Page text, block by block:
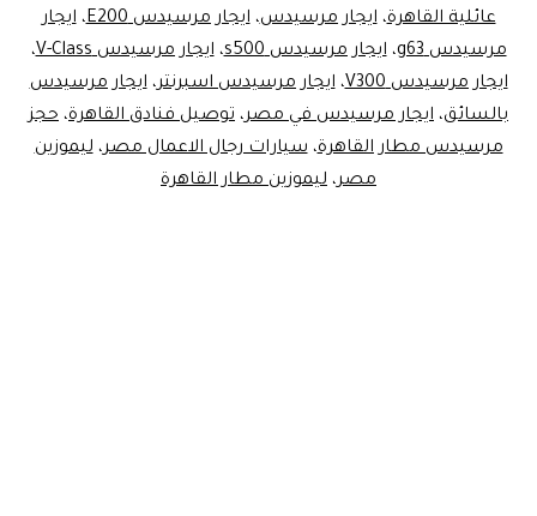
لاستقبال
مطار
القاهرة
بالسائق
عائلية القاهرة،ايجار مرسيدس،ايجار مرسيدس E200 ،ايجار
مرسيدس g63
،ايجار مرسيدس s500 ،ايجار مرسيدس V-Class
،
ايجار مرسيدس V300
،ايجار مرسيدس اسبرنتر،ايجار مرسيدس
بالسائق، ايجار مرسيدس في مصر، توصيل فنادق القاهرة، حجز
مرسيدس مطار القاهرة،سيارات رجال الاعمال مصر،ليموزين
مصر، ليموزين مطار القاهرة